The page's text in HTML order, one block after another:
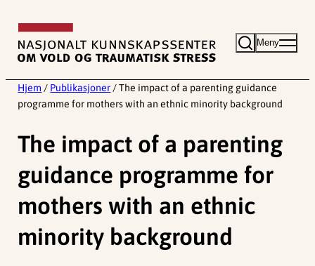
innhold
Meny
Hjem / Publikasjoner / The impact of a parenting guidance
programme for mothers with an ethnic minority background
The impact of a parenting
guidance programme for
mothers with an ethnic
minority background